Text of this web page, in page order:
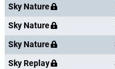
Sky Nature
Sky Nature
Sky Nature
Sky Replay